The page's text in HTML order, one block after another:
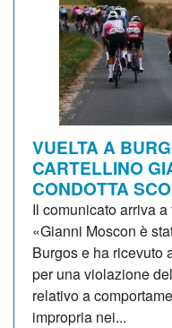
VUELTA A
CARTELLINO
CONDOTTA
Il comunicato arriva
«Gianni Moscon è
Burgos e ha ricevuto
per una violazione
relativo a
impropria nei...